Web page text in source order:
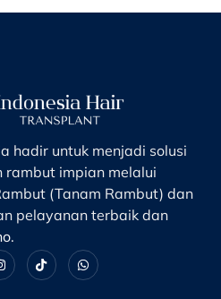
hadir untuk menjadi solusi
impian melalui
(Tanam Rambut) dan
pelayanan terbaik dan
.